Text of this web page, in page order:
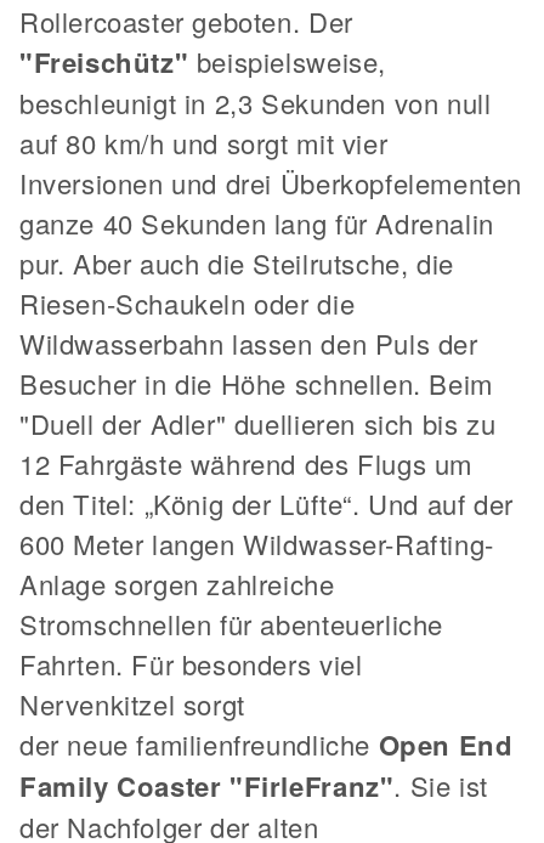
Rollercoaster geboten. Der
"Freischütz" beispielsweise,
beschleunigt in 2,3 Sekunden von null
auf 80 km/h und sorgt mit vier
Inversionen und drei Überkopfelementen
ganze 40 Sekunden lang für Adrenalin
pur. Aber auch die Steilrutsche, die
Riesen-Schaukeln oder die
Wildwasserbahn lassen den Puls der
Besucher in die Höhe schnellen. Beim
"Duell der Adler" duellieren sich bis zu
12 Fahrgäste während des Flugs um
den Titel: „König der Lüfte“. Und auf der
600 Meter langen Wildwasser-Rafting-
Anlage sorgen zahlreiche
Stromschnellen für abenteuerliche
Fahrten. Für besonders viel
Nervenkitzel sorgt
der neue familienfreundliche Open End
Family Coaster "FirleFranz". Sie ist
der Nachfolger der alten